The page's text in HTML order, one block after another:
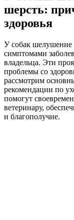
шерсть:
здоровья
У собак шелушение
симптомами
владельца. Эти
проблемы со
рассмотрим
рекомендации по
помогут
ветеринару,
и благополучие.